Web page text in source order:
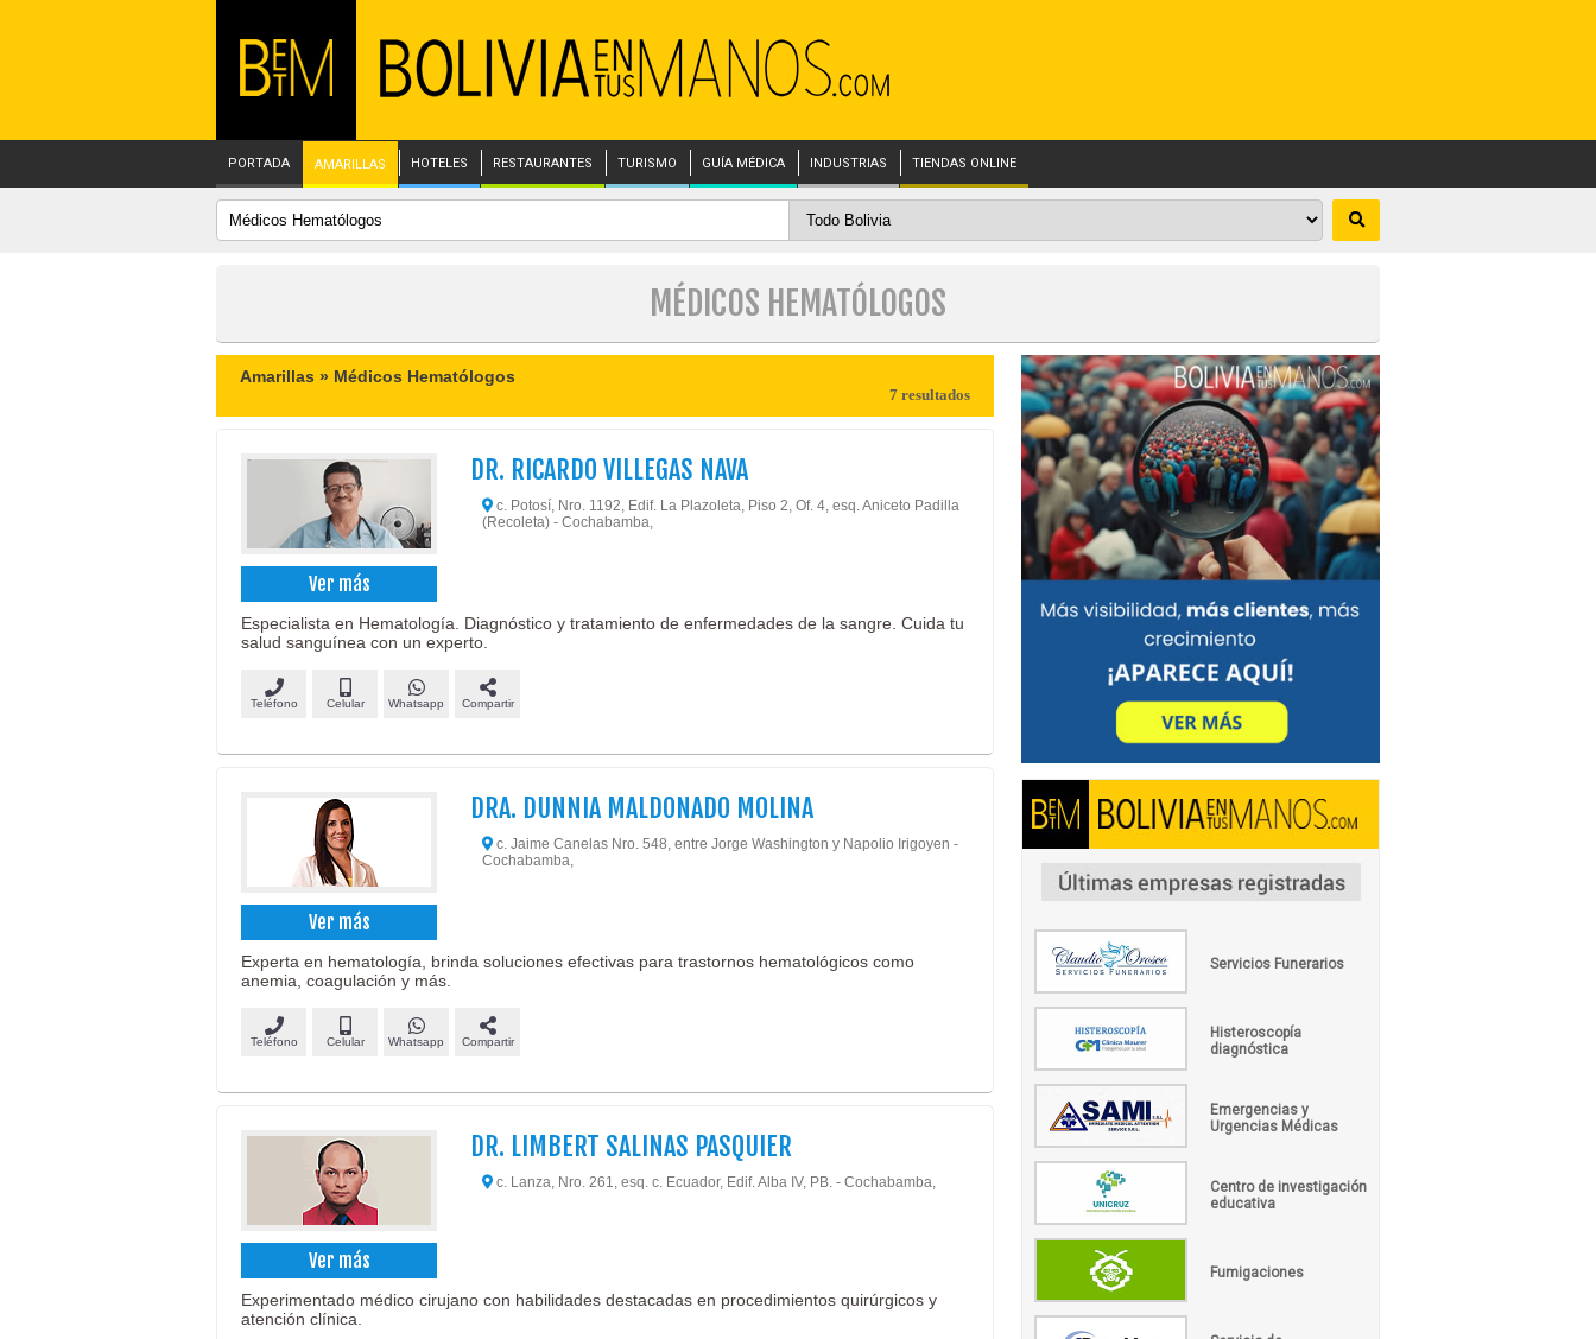
PORTADA AMARILLAS HOTELES RESTAURANTES TURISMO GUÍA MÉDICA INDUSTRIAS TIENDAS ONLINE
MÉDICOS HEMATÓLOGOS
Amarillas » Médicos Hematólogos
7 resultados
Ver más
DR. RICARDO VILLEGAS NAVA
c. Potosí, Nro. 1192, Edif. La Plazoleta, Piso 2, Of. 4, esq. Aniceto Padilla
(Recoleta) - Cochabamba,
Especialista en Hematología. Diagnóstico y tratamiento de enfermedades de la sangre. Cuida tu
salud sanguínea con un experto.
Teléfono Celular Whatsapp Compartir
Ver más
DRA. DUNNIA MALDONADO MOLINA
c. Jaime Canelas Nro. 548, entre Jorge Washington y Napolio Irigoyen -
Cochabamba,
Experta en hematología, brinda soluciones efectivas para trastornos hematológicos como
anemia, coagulación y más.
Teléfono Celular Whatsapp Compartir
Ver más
DR. LIMBERT SALINAS PASQUIER
c. Lanza, Nro. 261, esq. c. Ecuador, Edif. Alba IV, PB. - Cochabamba,
Experimentado médico cirujano con habilidades destacadas en procedimientos quirúrgicos y
atención clínica.
Servicios Funerarios
Histeroscopía
diagnóstica
Emergencias y
Urgencias Médicas
Centro de investigación
educativa
Fumigaciones